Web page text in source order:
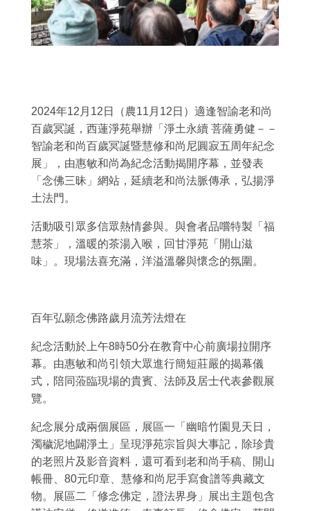
2024年12 月 12 日（農11 月 12 日）適逢智諭老和尚
百歲冥誕，西蓮淨苑舉辦「淨土永續 菩薩勇健－－
智諭老和尚百歲冥誕暨慧修和尚尼圓寂五周年紀念
展」，由惠敏和尚為紀念活動揭開序幕，並發表
「念佛三昧」網站，延續老和尚法脈傳承，弘揚淨
土法門。
活動吸引眾多信眾熱情參與。與會者品嚐特製「福
慧茶」，溫暖的茶湯入喉，回甘淨苑「開山滋
味」。現場法喜充滿，洋溢溫馨與懷念的氛圍。
百年弘願念佛路歲月流芳法燈在
紀念活動於上午8時50分在教育中心前廣場拉開序
幕。由惠敏和尚引領大眾進行簡短莊嚴的揭幕儀
式，陪同蒞臨現場的貴賓、法師及居士代表參觀展
覽。
紀念展分成兩個展區，展區一「幽暗竹園見天日，
濁穢泥地闢淨土」呈現淨苑宗旨與大事記，除珍貴
的老照片及影音資料，還可看到老和尚手稿、開山
帳冊、 80元印章、慧修和尚尼手寫食譜等典藏文
物。展區二「修念佛定，證法界身」展出主題包含